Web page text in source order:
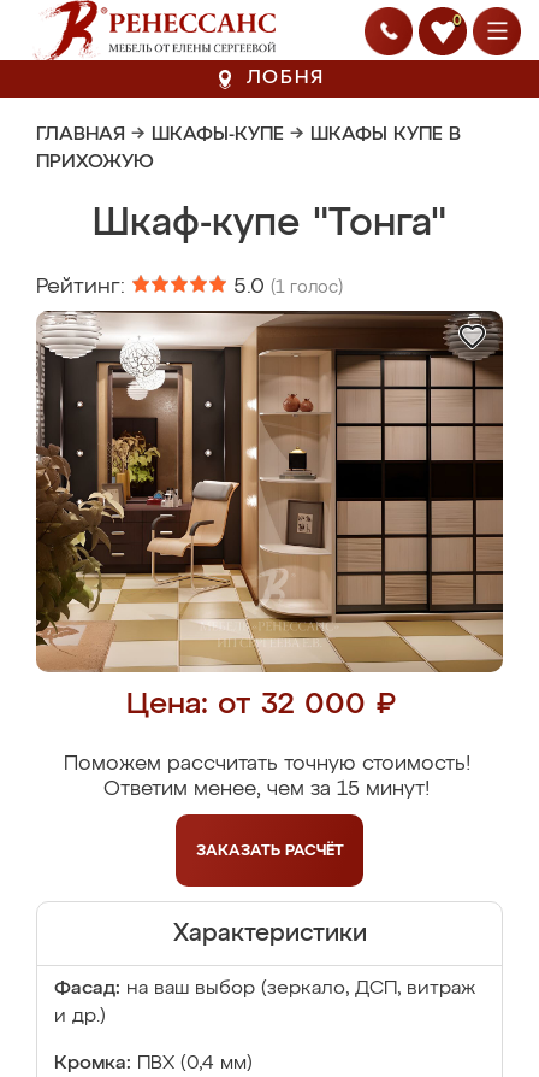
0
ЛОБНЯ
ГЛАВНАЯ → ШКАФЫ-КУПЕ → ШКАФЫ КУПЕ В
ПРИХОЖУЮ
Шкаф-купе "Тонга"
Рейтинг: 5.0 (1 голос)
Цена: от 32 000 ₽
Поможем рассчитать точную стоимость!
Ответим менее, чем за 15 минут!
ЗАКАЗАТЬ РАСЧЁТ
Характеристики
Фасад: на ваш выбор (зеркало, ДСП, витраж
и др.)
Кромка: ПВХ (0,4 мм)